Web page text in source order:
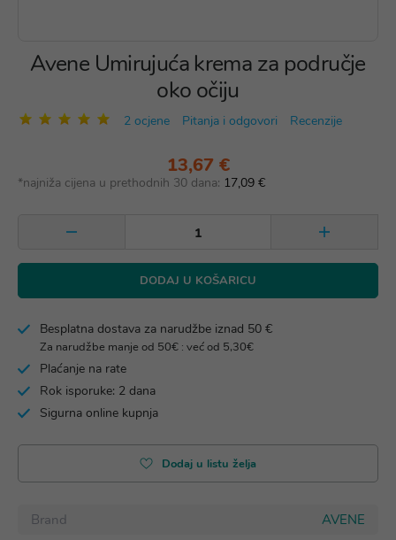
Avene Umirujuća krema za područje
oko očiju
2 ocjene Pitanja i odgovori Recenzije
13,67 €
*najniža cijena u prethodnih 30 dana: 17,09 €
DODAJ U KOŠARICU
Besplatna dostava za narudžbe iznad 50 €
Za narudžbe manje od 50€ : već od 5,30€
Plaćanje na rate
Rok isporuke: 2 dana
Sigurna online kupnja
Dodaj u listu želja
Brand
AVENE